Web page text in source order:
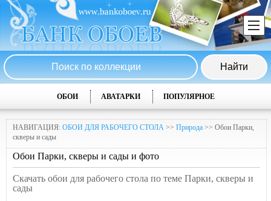
ОБОИ АВАТАРКИ ПОПУЛЯРНОЕ
НАВИГАЦИЯ: ОБОИ ДЛЯ РАБОЧЕГО СТОЛА >> Природа >> Обои Парки,
скверы и сады
Обои Парки, скверы и сады и фото
Скачать обои для рабочего стола по теме Парки, скверы и
сады